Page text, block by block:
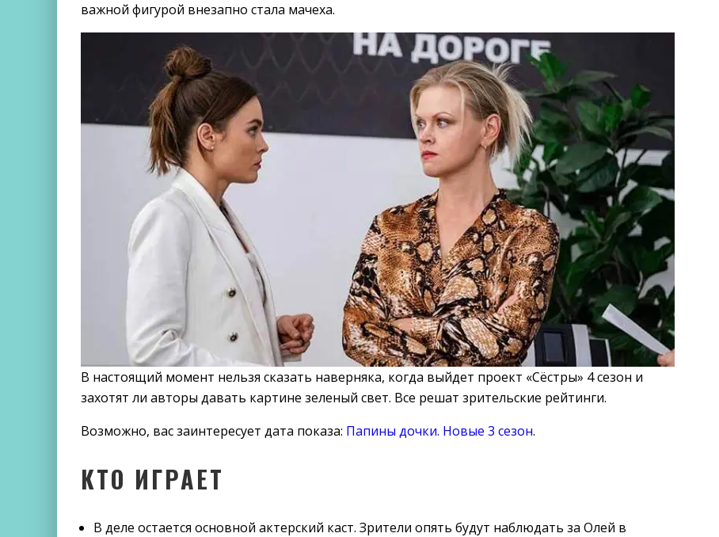
важной фигурой внезапно стала мачеха.
В настоящий момент нельзя сказать наверняка, когда выйдет проект «Сёстры» 4 сезон и
захотят ли авторы давать картине зеленый свет. Все решат зрительские рейтинги.
Возможно, вас заинтересует дата показа: Папины дочки. Новые 3 сезон.
КТО ИГРАЕТ
В деле остается основной актерский каст. Зрители опять будут наблюдать за Олей в